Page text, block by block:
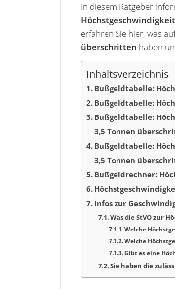
In diesem Ratgeber
erfahren Sie hier, was
überschritten haben
Inhaltsverzeichnis
Bußgeldtabelle:
Bußgeldtabelle:
Bußgeldtabelle:
3,5 Tonnen
Bußgeldtabelle:
3,5 Tonnen
Bußgeldrechner:
Infos zur
Was die StVO zur
Welche
Welche
Gibt es eine
Sie haben die